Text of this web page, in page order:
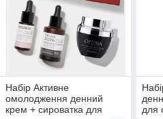
Набір Активне
омолодження денний
крем + сироватка для
для